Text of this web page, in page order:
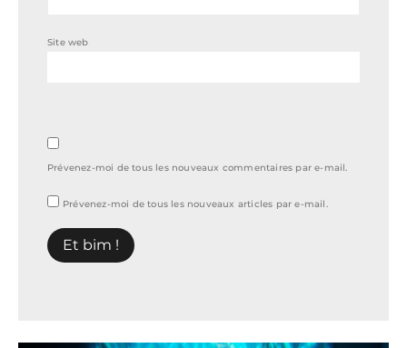
Site web
Prévenez-moi de tous les nouveaux commentaires par e-mail.
Prévenez-moi de tous les nouveaux articles par e-mail.